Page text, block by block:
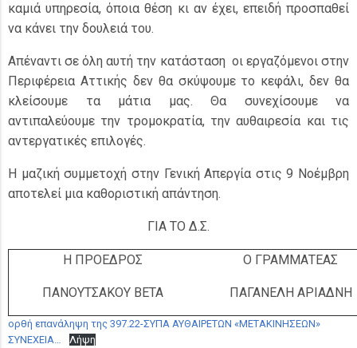
καμιά υπηρεσία, όποια θέση κι αν έχει, επειδή προσπαθεί
να κάνει την δουλειά του.
Απέναντι σε όλη αυτή την κατάσταση οι εργαζόμενοι στην
Περιφέρεια Αττικής δεν θα σκύψουμε το κεφάλι, δεν θα
κλείσουμε τα μάτια μας. Θα συνεχίσουμε να
αντιπαλεύουμε την τρομοκρατία, την αυθαιρεσία και τις
αντεργατικές επιλογές.
Η μαζική συμμετοχή στην Γενική Απεργία στις 9 Νοέμβρη
αποτελεί μια καθοριστική απάντηση.
ΓΙΑ ΤΟ Δ.Σ.
Η ΠΡΟΕΔΡΟΣ
ΠΑΝΟΥΤΣΑΚΟΥ ΒΕΤΑ
Ο ΓΡΑΜΜΑΤΕΑΣ
ΠΑΓΑΝΕΛΗ ΑΡΙΑΔΝΗ
ορθή επανάληψη της 397.22-ΣΥΠΑ ΑΥΘΑΙΡΕΤΩΝ «ΜΕΤΑΚΙΝΗΣΕΩΝ»
ΣΥΝΕΧΕΙΑ…
Λήψη